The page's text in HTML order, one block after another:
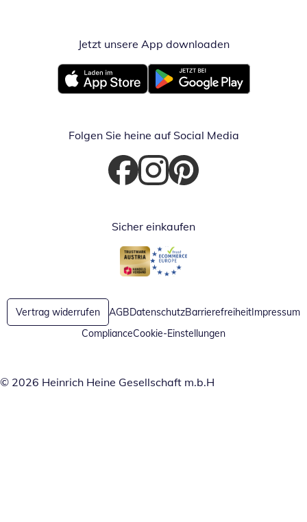
Jetzt unsere App downloadenÖffnet in
Öffnet in neuem FensterÖffnet in neuem Fenster
Folgen Sie heine auf Social Media
Öffnet in neuem Fenster
Öffnet in neuem Fenster
Öffnet in neuem Fenster
Sicher einkaufen
Öffnet in neuem Fenster
Öffnet in neuem Fenster
Vertrag widerrufen AGBDatenschutzBarrierefreiheitImpressum
ComplianceCookie-Einstellungen
© 2026 Heinrich Heine Gesellschaft m.b.H